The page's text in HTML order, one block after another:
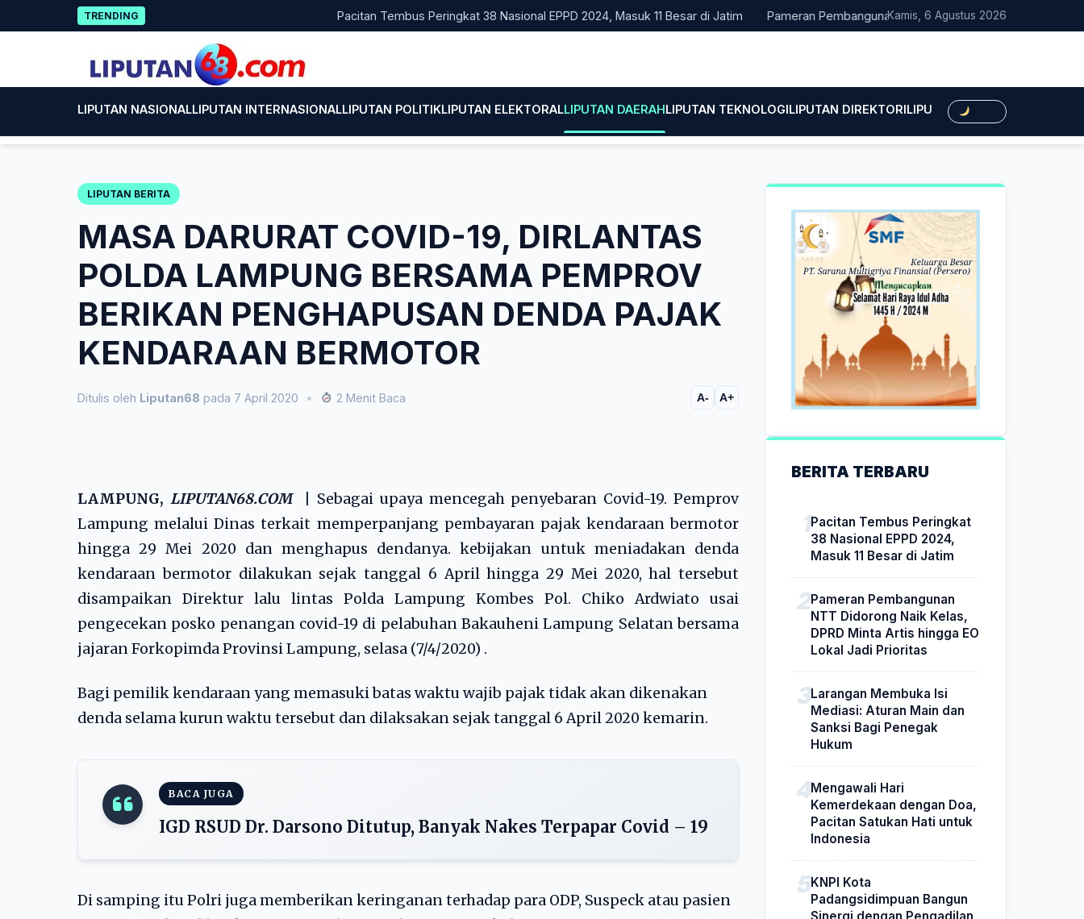
to
TRENDING Pacitan Tembus Peringkat 38 Nasional EPPD 2024, Masuk 11 Besar di Jatim Pameran Pembangunan NTT Didorong Naik Kelas, DPRD Minta
Kamis, 6 Agustus 2026
LIPUTAN NASIONALLIPUTAN INTERNASIONALLIPUTAN POLITIKLIPUTAN ELEKTORALLIPUTAN DAERAHLIPUTAN TEKNOLOGILIPUTAN DIREKTORILIPUTAN HUKUMLIPUTAN
LIPUTAN BERITA
MASA DARURAT COVID-19, DIRLANTAS
POLDA LAMPUNG BERSAMA PEMPROV
BERIKAN PENGHAPUSAN DENDA PAJAK
KENDARAAN BERMOTOR
Ditulis oleh Liputan68 pada 7 April 2020 • 2 Menit Baca A- A+
LAMPUNG, LIPUTAN68.COM| Sebagai upaya mencegah penyebaran Covid-19. Pemprov
Lampung melalui Dinas terkait memperpanjang pembayaran pajak kendaraan bermotor
hingga 29 Mei 2020 dan menghapus dendanya. kebijakan untuk meniadakan denda
kendaraan bermotor dilakukan sejak tanggal 6 April hingga 29 Mei 2020, hal tersebut
disampaikan Direktur lalu lintas Polda Lampung Kombes Pol. Chiko Ardwiato usai
pengecekan posko penangan covid-19 di pelabuhan Bakauheni Lampung Selatan bersama
jajaran Forkopimda Provinsi Lampung, selasa (7/4/2020) .
Bagi pemilik kendaraan yang memasuki batas waktu wajib pajak tidak akan dikenakan
denda selama kurun waktu tersebut dan dilaksakan sejak tanggal 6 April 2020 kemarin.
BACA JUGA
IGD RSUD Dr. Darsono Ditutup, Banyak Nakes Terpapar Covid – 19
Di samping itu Polri juga memberikan keringanan terhadap para ODP, Suspeck atau pasien
BERITA TERBARU
Pacitan Tembus Peringkat
38 Nasional EPPD 2024,
Masuk 11 Besar di Jatim
Pameran Pembangunan
NTT Didorong Naik Kelas,
DPRD Minta Artis hingga EO
Lokal Jadi Prioritas
Larangan Membuka Isi
Mediasi: Aturan Main dan
Sanksi Bagi Penegak
Hukum
Mengawali Hari
Kemerdekaan dengan Doa,
Pacitan Satukan Hati untuk
Indonesia
KNPI Kota
Padangsidimpuan Bangun
Sinergi dengan Pengadilan